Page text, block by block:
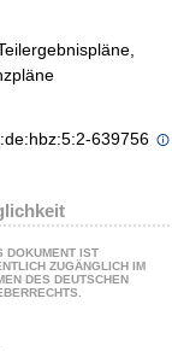
639756
DOKUMENT IST
ZUGÄNGLICH IM
DES DEUTSCHEN